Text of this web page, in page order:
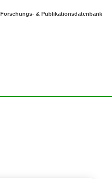
Forschungs- & Publikationsdatenbank